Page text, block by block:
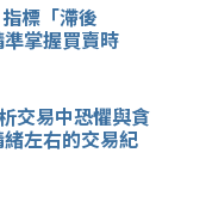
標「滯後
掌握買賣時
交易中恐懼與貪
左右的交易紀